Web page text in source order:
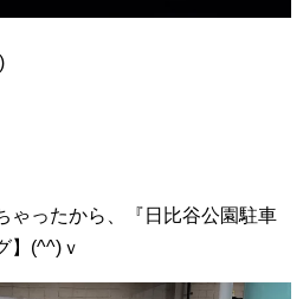
ゃったから、『日比谷公園駐車
】(^^)ｖ